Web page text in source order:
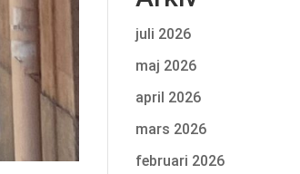
juli 2026
maj 2026
april 2026
mars 2026
februari 2026